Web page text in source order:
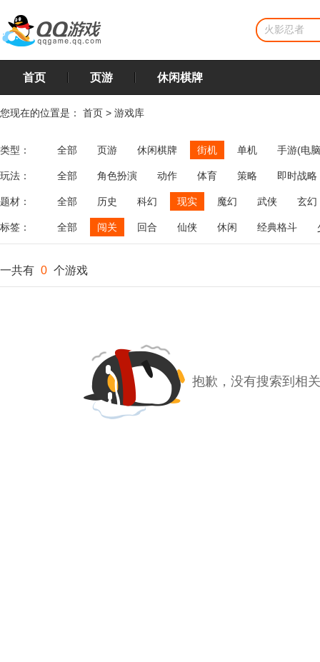
首页 页游 休闲棋牌
您现在的位置是： 首页 > 游戏库
类型： 全部 页游 休闲棋牌 街机 单机 手游(电
玩法： 全部 角色扮演 动作 体育 策略
即时战略
飞行
恋爱 第三人称射击 棋类 牌类 麻将
题材： 全部 历史 科幻 现实 魔幻 武侠 玄幻
标签： 全部 闯关 回合 仙侠 休闲 经典格斗
一共有 0 个游戏
抱歉，没有搜索到相